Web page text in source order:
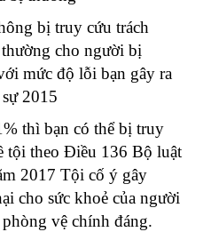
bị truy cứu trách
cho người bị
mức độ lỗi bạn gây ra
2015
thì bạn có thể bị truy
tội theo Điều 136 Bộ luật
2017 Tội cố ý gây
cho sức khoẻ của người
vệ chính đáng.